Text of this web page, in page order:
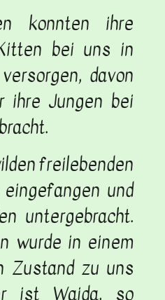
konnten ihre
bei uns in
davon
ihre Jungen bei
freilebenden
und
untergebracht.
wurde in einem
Zustand zu uns
ist Waida, so